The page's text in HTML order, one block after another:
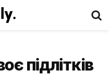
підлітків